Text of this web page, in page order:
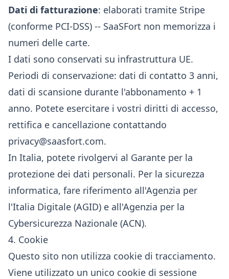
Dati di fatturazione: elaborati tramite Stripe
(conforme PCI-DSS) -- SaaSFort non memorizza i
numeri delle carte.
I dati sono conservati su infrastruttura UE.
Periodi di conservazione: dati di contatto 3 anni,
dati di scansione durante l'abbonamento + 1
anno. Potete esercitare i vostri diritti di accesso,
rettifica e cancellazione contattando
privacy@saasfort.com.
In Italia, potete rivolgervi al Garante per la
protezione dei dati personali. Per la sicurezza
informatica, fare riferimento all'Agenzia per
l'Italia Digitale (AGID) e all'Agenzia per la
Cybersicurezza Nazionale (ACN).
4. Cookie
Questo sito non utilizza cookie di tracciamento.
Viene utilizzato un unico cookie di sessione